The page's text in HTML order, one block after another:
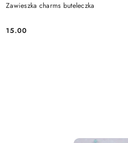
Zawieszka charms buteleczka
Cena:
15.00